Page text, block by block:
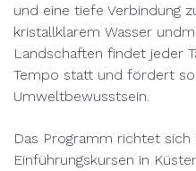
und eine tiefe Verbindung
kristallklarem Wasser
Landschaften findet jeder
Tempo statt und fördert
Umweltbewusstsein.
Das Programm richtet sich
Einführungskursen in